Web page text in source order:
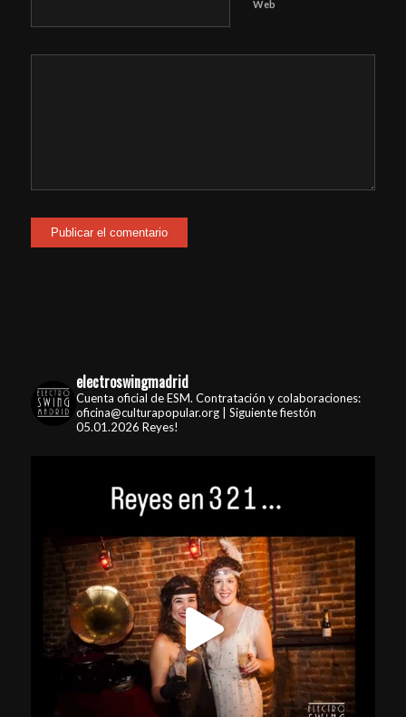
Web
electroswingmadrid
Cuenta oficial de ESM. Contratación y colaboraciones:
oficina@culturapopular.org | Siguiente fiestón
05.01.2026 Reyes!